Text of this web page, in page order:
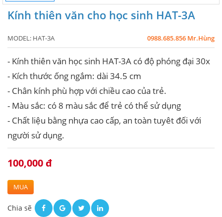
Kính thiên văn cho học sinh HAT-3A
MODEL: HAT-3A 0988.685.856 Mr.Hùng
- Kính thiên văn học sinh HAT-3A có độ phóng đại 30x
- Kích thước ống ngắm: dài 34.5 cm
- Chân kính phù hợp với chiều cao của trẻ.
- Màu sắc: có 8 màu sắc để trẻ có thể sử dụng
- Chất liệu bằng nhựa cao cấp, an toàn tuyêt đối với
người sử dụng.
100,000 đ
MUA
Chia sẽ